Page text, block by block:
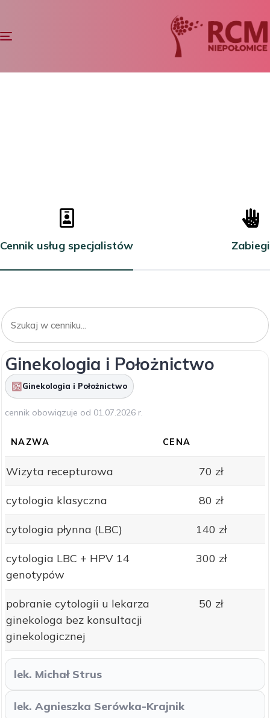
Toggle
Cennik usług specjalistów Zabiegi
Ginekologia i Położnictwo
Ginekologia i Położnictwo
cennik obowiązuje od 01.07.2026 r.
NAZWA CENA
Wizyta recepturowa 70 zł
cytologia klasyczna 80 zł
cytologia płynna (LBC) 140 zł
cytologia LBC + HPV 14
genotypów
300 zł
pobranie cytologii u lekarza
ginekologa bez konsultacji
ginekologicznej
50 zł
lek. Michał Strus
lek. Agnieszka Serówka-Krajnik